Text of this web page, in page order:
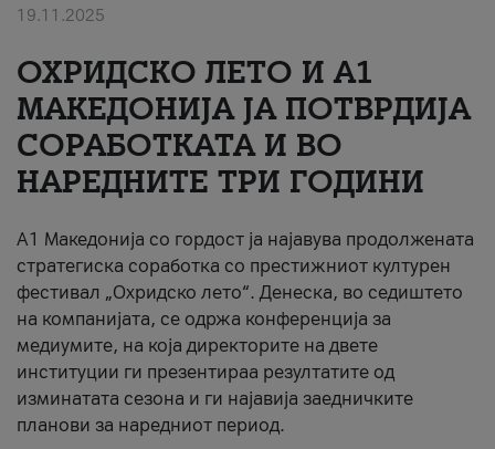
#ПодобарОнлајн
19.11.2025
ОХРИДСКО ЛЕТО И A1
МАКЕДОНИЈА ЈА ПОТВРДИЈА
СОРАБОТКАТА И ВО
НАРЕДНИТЕ ТРИ ГОДИНИ
A1 Македонија со гордост ја најавува продолжената
стратегиска соработка со престижниот културен
фестивал „Охридско лето“. Денеска, во седиштето
на компанијата, се одржа конференција за
медиумите, на која директорите на двете
институции ги презентираа резултатите од
изминатата сезона и ги најавија заедничките
планови за наредниот период.